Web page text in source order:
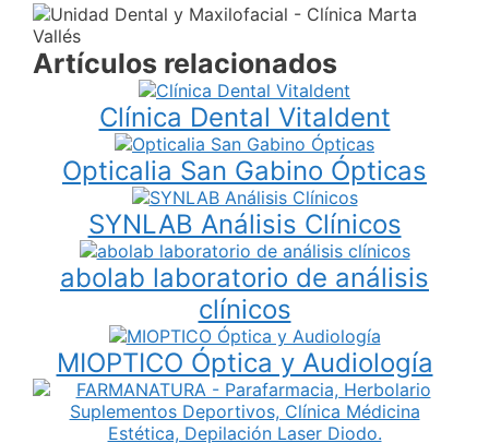
Artículos relacionados
Clínica Dental Vitaldent
Opticalia San Gabino Ópticas
SYNLAB Análisis Clínicos
abolab laboratorio de análisis
clínicos
MIOPTICO Óptica y Audiología